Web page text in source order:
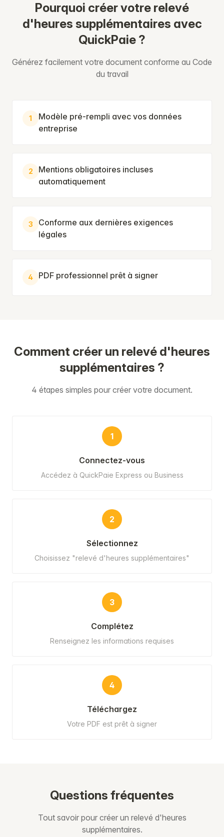
Pourquoi créer votre relevé
d'heures supplémentaires avec
QuickPaie ?
Générez facilement votre document conforme au Code
du travail
1
Modèle pré-rempli avec vos données
entreprise
2
Mentions obligatoires incluses
automatiquement
3
Conforme aux dernières exigences
légales
4 PDF professionnel prêt à signer
Comment créer un relevé d'heures
supplémentaires ?
4 étapes simples pour créer votre document.
1
Connectez-vous
Accédez à QuickPaie Express ou Business
2
Sélectionnez
Choisissez "relevé d'heures supplémentaires"
3
Complétez
Renseignez les informations requises
4
Téléchargez
Votre PDF est prêt à signer
Questions fréquentes
Tout savoir pour créer un relevé d'heures
supplémentaires.